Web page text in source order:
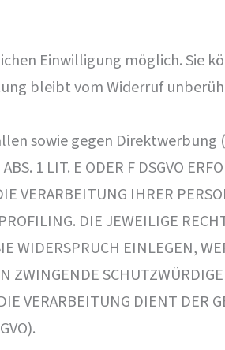
Einwilligung möglich. Sie
bleibt vom Widerruf
sowie gegen Direktwerbung
1 LIT. E ODER F DSGVO
VERARBEITUNG IHRER
DIE JEWEILIGE
WIDERSPRUCH EINLEGEN,
VERARBEITUNG DIENT DER